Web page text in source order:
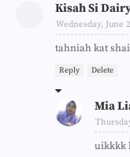
Kisah Si
Wednesday, June
tahniah kat
Reply Delete
Mia
uikkkk